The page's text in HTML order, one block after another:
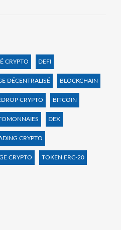
CRYPTO DEFI
DÉCENTRALISÉ BLOCKCHAIN
CRYPTO BITCOIN
DEX
CRYPTO
CRYPTO TOKEN ERC-20